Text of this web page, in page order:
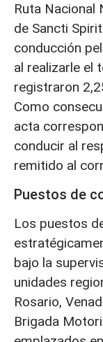
Ruta Nacional
de Sancti
conducción
al realizarle el
registraron
Como
acta
conducir al
remitido al
Puestos de
Los puestos
bajo la
unidades
Rosario,
Brigada